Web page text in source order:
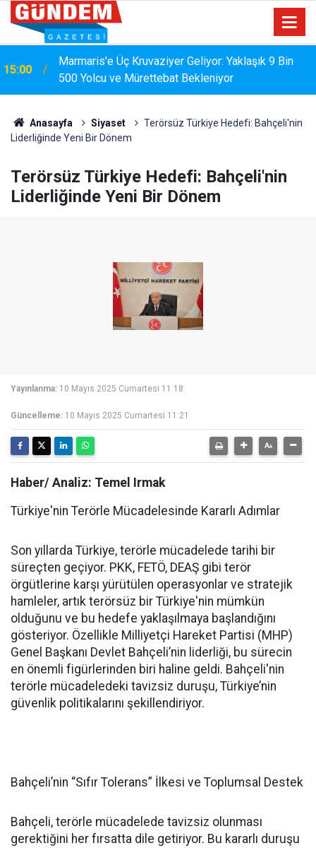
14:17
MARMARİS'TE DERELERDE TEMİZLİK
SEFERBERLİĞİ
Anasayfa Siyaset
Terörsüz Türkiye Hedefi: Bahçeli'nin
Liderliğinde Yeni Bir Dönem
Terörsüz Türkiye Hedefi: Bahçeli'nin
Liderliğinde Yeni Bir Dönem
Yayınlanma: 10 Mayıs 2025 Cumartesi 11:18
Güncelleme: 10 Mayıs 2025 Cumartesi 11:21
Haber/ Analiz: Temel Irmak
Türkiye'nin Terörle Mücadelesinde Kararlı Adımlar
Son yıllarda Türkiye, terörle mücadelede tarihi bir
süreçten geçiyor. PKK, FETÖ, DEAŞ gibi terör
örgütlerine karşı yürütülen operasyonlar ve stratejik
hamleler, artık terörsüz bir Türkiye'nin mümkün
olduğunu ve bu hedefe yaklaşılmaya başlandığını
gösteriyor. Özellikle Milliyetçi Hareket Partisi (MHP)
Genel Başkanı Devlet Bahçeli’nin liderliği, bu sürecin
en önemli figürlerinden biri haline geldi. Bahçeli'nin
terörle mücadeledeki tavizsiz duruşu, Türkiye’nin
güvenlik politikalarını şekillendiriyor.
Bahçeli’nin “Sıfır Tolerans” İlkesi ve Toplumsal Destek
Bahçeli, terörle mücadelede tavizsiz olunması
gerektiğini her fırsatta dile getiriyor. Bu kararlı duruşu